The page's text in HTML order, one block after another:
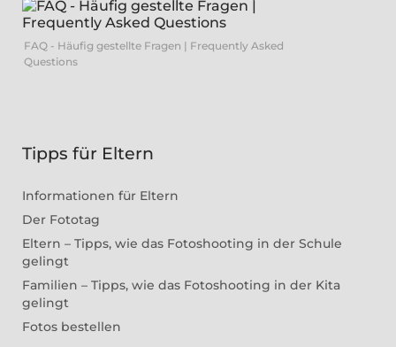
FAQ - Häufig gestellte Fragen | Frequently Asked
Questions
Tipps für Eltern
Informationen für Eltern
Der Fototag
Eltern – Tipps, wie das Fotoshooting in der Schule
gelingt
Familien – Tipps, wie das Fotoshooting in der Kita
gelingt
Fotos bestellen